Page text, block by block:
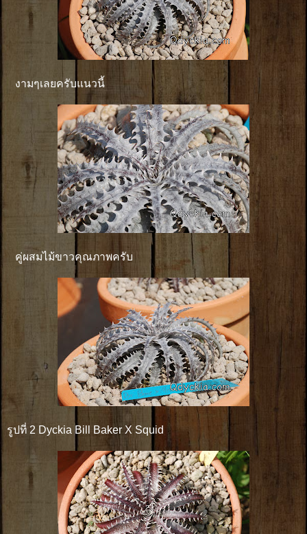
งามๆเลยครับแนวนี้
คู่ผสมไม้ขาวคุณภาพครับ
รูปที่ 2 Dyckia Bill Baker X Squid